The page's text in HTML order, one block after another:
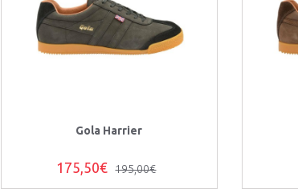
Gola Harrier
175,50€ 195,00€